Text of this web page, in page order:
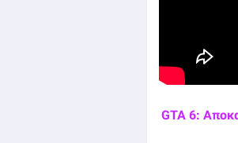
GTA 6: